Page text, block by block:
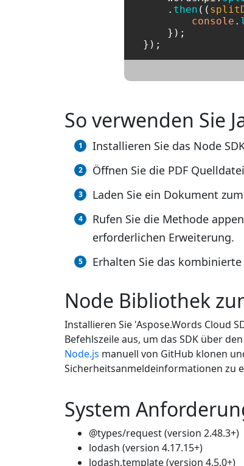
    .
then ( (
console .
    });
});
So verwenden Sie
Installieren Sie das Node
Öffnen Sie die PDF
Laden Sie ein Dokument
Rufen Sie die Methode
erforderlichen Erweiterung.
Erhalten Sie das
Node Bibliothek
Installieren Sie 'Aspose.Words Cloud
Befehlszeile aus, um das SDK über
Node.js manuell von GitHub klonen
Sicherheitsanmeldeinformationen zu
System
@types/request (version 2.48.3+)
lodash (version 4.17.15+)
lodash.template (version 4.5.0+)